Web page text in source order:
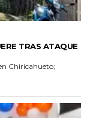
TRAS ATAQUE
Chiricahueto;